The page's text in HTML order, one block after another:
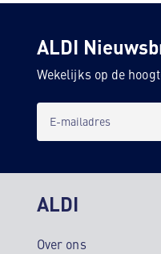
ALDI
Wekelijks op de
E-mailadres
ALDI
Over ons